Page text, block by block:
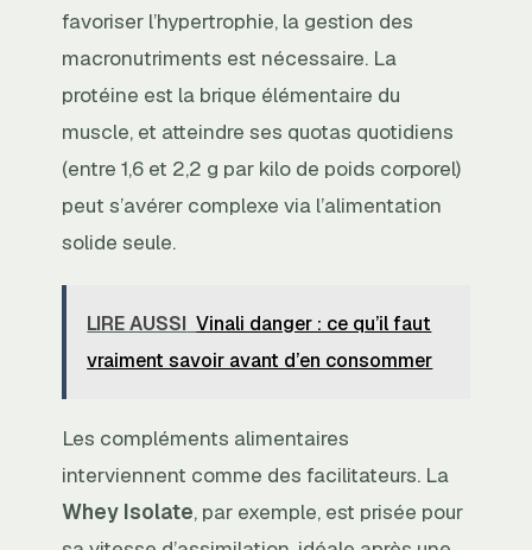
favoriser l’hypertrophie, la gestion des
macronutriments est nécessaire. La
protéine est la brique élémentaire du
muscle, et atteindre ses quotas quotidiens
(entre 1,6 et 2,2 g par kilo de poids corporel)
peut s’avérer complexe via l’alimentation
solide seule.
LIRE AUSSI Vinali danger : ce qu’il faut
vraiment savoir avant d’en consommer
Les compléments alimentaires
interviennent comme des facilitateurs. La
Whey Isolate, par exemple, est prisée pour